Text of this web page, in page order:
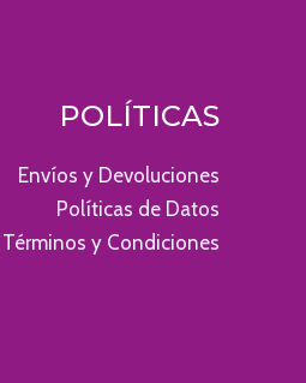
POLÍTICAS
Envíos y Devoluciones
Políticas de Datos
Términos y Condiciones